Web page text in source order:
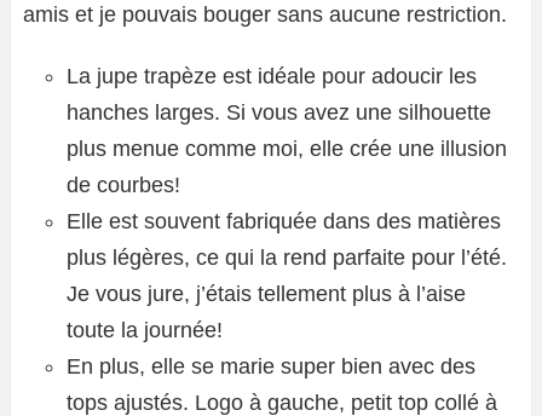
amis et je pouvais bouger sans aucune restriction.
La jupe trapèze est idéale pour adoucir les
hanches larges. Si vous avez une silhouette
plus menue comme moi, elle crée une illusion
de courbes!
Elle est souvent fabriquée dans des matières
plus légères, ce qui la rend parfaite pour l’été.
Je vous jure, j’étais tellement plus à l’aise
toute la journée!
En plus, elle se marie super bien avec des
tops ajustés. Logo à gauche, petit top collé à